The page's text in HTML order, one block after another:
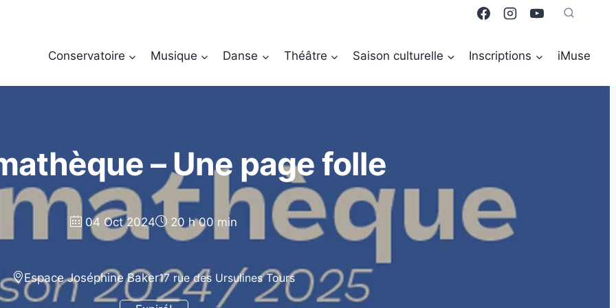
Conservatoire Musique Danse Théâtre Saison culturelle Inscriptions iMuse
– Une page folle
04 Oct 2024 20 h 00 min
Espace Joséphine Baker17 rue des Ursulines Tours